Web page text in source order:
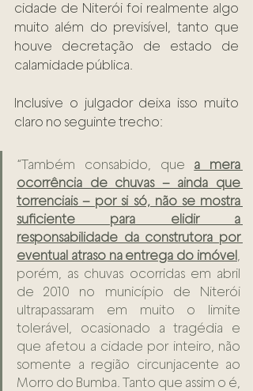
cidade de Niterói foi realmente algo
muito além do previsível, tanto que
houve decretação de estado de
calamidade pública.
Inclusive o julgador deixa isso muito
claro no seguinte trecho:
“Também consabido, que a mera
ocorrência de chuvas – ainda que
torrenciais – por si só, não se mostra
suficiente para elidir a
responsabilidade da construtora por
eventual atraso na entrega do imóvel,
porém, as chuvas ocorridas em abril
de 2010 no município de Niterói
ultrapassaram em muito o limite
tolerável, ocasionado a tragédia e
que afetou a cidade por inteiro, não
somente a região circunjacente ao
Morro do Bumba. Tanto que assim o é,